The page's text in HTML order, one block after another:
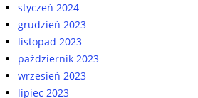
styczeń 2024
grudzień 2023
listopad 2023
październik 2023
wrzesień 2023
lipiec 2023